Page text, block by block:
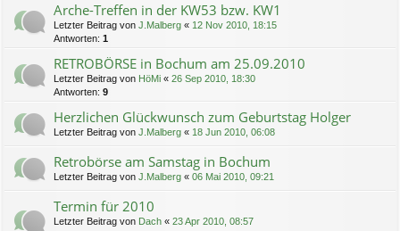
Arche-Treffen in der KW53 bzw. KW1
Letzter Beitrag von J.Malberg « 12 Nov 2010, 18:15
Antworten: 1
RETROBÖRSE in Bochum am 25.09.2010
Letzter Beitrag von HöMi « 26 Sep 2010, 18:30
Antworten: 9
Herzlichen Glückwunsch zum Geburtstag Holger
Letzter Beitrag von J.Malberg « 18 Jun 2010, 06:08
Retrobörse am Samstag in Bochum
Letzter Beitrag von J.Malberg « 06 Mai 2010, 09:21
Termin für 2010
Letzter Beitrag von Dach « 23 Apr 2010, 08:57